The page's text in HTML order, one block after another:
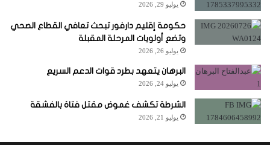
يوليو 29, 2026
حكومة إقليم دارفور تبحث تعافي القطاع الصحي
وتضع أولويات المرحلة المقبلة
يوليو 26, 2026
البرهان يتعهد بطرد قوات الدعم السريع
يوليو 24, 2026
الشرطة تكشف غموض مقتل فتاة بالفشقة
يوليو 21, 2026